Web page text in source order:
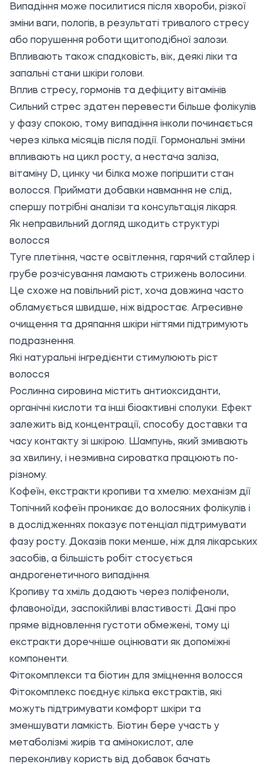
Випадіння може посилитися після хвороби, різкої
зміни ваги, пологів, в результаті тривалого стресу
або порушення роботи щитоподібної залози.
Впливають також спадковість, вік, деякі ліки та
запальні стани шкіри голови.
Вплив стресу, гормонів та дефіциту вітамінів
Сильний стрес здатен перевести більше фолікулів
у фазу спокою, тому випадіння інколи починається
через кілька місяців після події. Гормональні зміни
впливають на цикл росту, а нестача заліза,
вітаміну D, цинку чи білка може погіршити стан
волосся. Приймати добавки навмання не слід,
спершу потрібні аналізи та консультація лікаря.
Як неправильний догляд шкодить структурі
волосся
Туге плетіння, часте освітлення, гарячий стайлер і
грубе розчісування ламають стрижень волосини.
Це схоже на повільний ріст, хоча довжина часто
обламується швидше, ніж відростає. Агресивне
очищення та дряпання шкіри нігтями підтримують
подразнення.
Які натуральні інгредієнти стимулюють ріст
волосся
Рослинна сировина містить антиоксиданти,
органічні кислоти та інші біоактивні сполуки. Ефект
залежить від концентрації, способу доставки та
часу контакту зі шкірою. Шампунь, який змивають
за хвилину, і незмивна сироватка працюють по-
різному.
Кофеїн, екстракти кропиви та хмелю: механізм дії
Топічний кофеїн проникає до волосяних фолікулів і
в дослідженнях показує потенціал підтримувати
фазу росту. Доказів поки менше, ніж для лікарських
засобів, а більшість робіт стосується
андрогенетичного випадіння.
Кропиву та хміль додають через поліфеноли,
флавоноїди, заспокійливі властивості. Дані про
пряме відновлення густоти обмежені, тому ці
екстракти доречніше оцінювати як допоміжні
компоненти.
Фітокомплекси та біотин для зміцнення волосся
Фітокомплекс поєднує кілька екстрактів, які
можуть підтримувати комфорт шкіри та
зменшувати ламкість. Біотин бере участь у
метаболізмі жирів та амінокислот, але
переконливу користь від добавок бачать